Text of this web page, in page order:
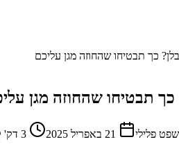
כך תבטיחו שהחוזה מגן עליכם
תבטיחו שהחוזה מגן
פלילי 21 באפריל 2025 3 דק'